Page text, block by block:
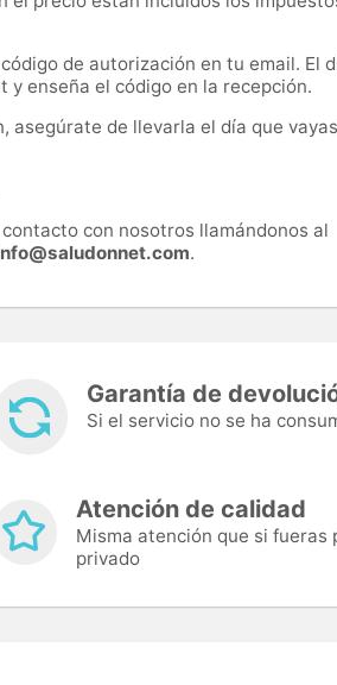
de autorización en tu email. El
enseña el código en la recepción.
asegúrate de llevarla el día que
con nosotros llamándonos al
.
Garantía de
Si el servicio no se ha
Atención de calidad
Misma atención que si fueras
privado